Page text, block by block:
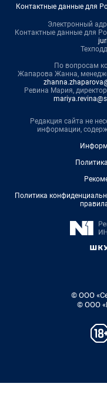
Контактные данные для
Электронный
Контактные данные для
По вопросам
Жапарова Жанна,
Ревина Мария,
Редакция сайта не
информации,
Политика
© ООО
© ООО